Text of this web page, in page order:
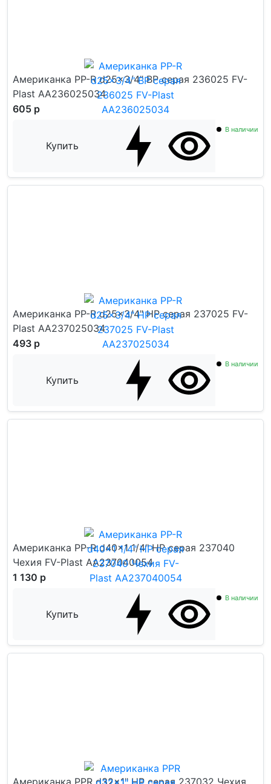
Американка PP-R d25x3/4" ВР серая 236025 FV-
Plast AA236025034
605 р
Купить
В наличии
Американка PP-R d25x3/4" НР серая 237025 FV-
Plast AA237025034
493 р
Купить
В наличии
Американка PP-R d40x1 1/4" НР серая 237040
Чехия FV-Plast AA237040054
1 130 р
Купить
В наличии